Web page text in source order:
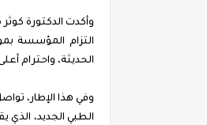
التزام المؤسسة
الحديثة، واحترام
وفي هذا الإطار،
الطبي الجديد، الذي